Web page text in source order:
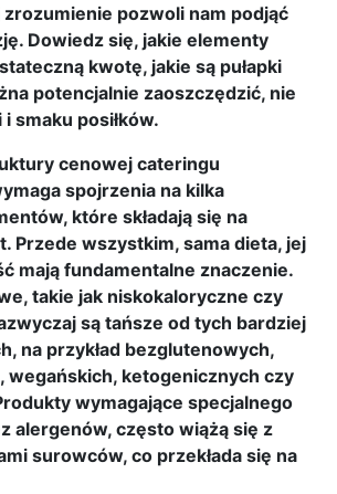
zrozumienie pozwoli nam podjąć
Dowiedz się, jakie elementy
kwotę, jakie są pułapki
potencjalnie zaoszczędzić, nie
smaku posiłków.
cenowej cateringu
spojrzenia na kilka
które składają się na
Przede wszystkim, sama dieta, jej
mają fundamentalne znaczenie.
takie jak niskokaloryczne czy
są tańsze od tych bardziej
na przykład bezglutenowych,
wegańskich, ketogenicznych czy
wymagające specjalnego
alergenów, często wiążą się z
surowców, co przekłada się na